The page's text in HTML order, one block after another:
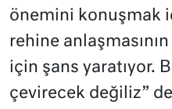
önemini konuşmak
rehine
için şans yaratıyor.
çevirecek değiliz”